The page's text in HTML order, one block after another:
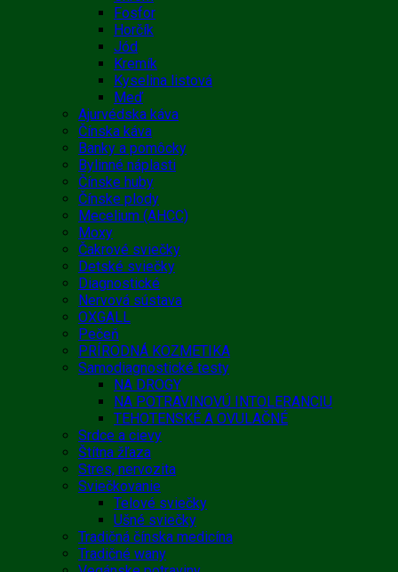
Fosfor
Horčík
Jód
Kremík
Kyselina listová
Meď
Ajurvédska káva
Čínska káva
Banky a pomôcky
Bylinné náplasti
Čínske huby
Čínske plody
Mecelium (AHCC)
Moxy
Čakrové sviečky
Detské sviečky
Diagnostické
Nervová sústava
OXGALL
Pečeň
PRÍRODNÁ KOZMETIKA
Samodiagnostické testy
NA DROGY
NA POTRAVINOVÚ INTOLERANCIU
TEHOTENSKÉ A OVULAČNÉ
Srdce a cievy
Štítna žľaza
Stres, nervozita
Sviečkovanie
Telové sviečky
Ušné sviečky
Tradičná čínska medicína
Tradičné wany